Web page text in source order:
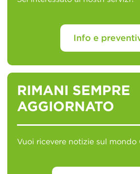
Info e
RIMANI SEMPRE
AGGIORNATO
Vuoi ricevere notizie sul mondo